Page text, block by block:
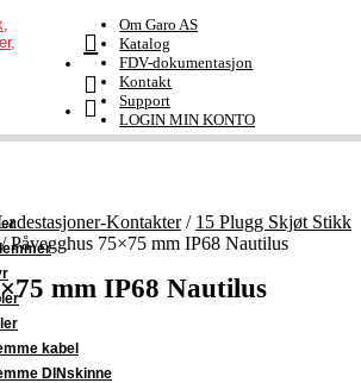
kabel
DINskinne
Om Garo AS
Katalog
FDV-dokumentasjon
Kontakt
Support
LOGIN MIN KONTO
Kontakter / 15 Plugg Skjøt Stikk
/Påvegghus 75×75 mm IP68 Nautilus
mm IP68 Nautilus